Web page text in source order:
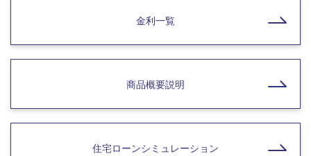
金利一覧
商品概要説明
住宅ローンシミュレーション